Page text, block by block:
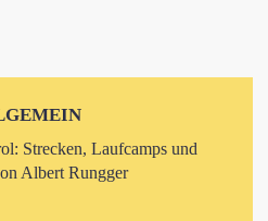
Strecken, Laufcamps und
Albert Rungger